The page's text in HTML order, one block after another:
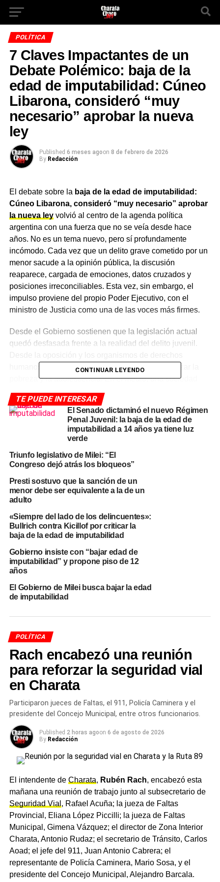
POLÍTICA
7 Claves Impactantes de un
Debate Polémico: baja de la
edad de imputabilidad: Cúneo
Libarona, consideró “muy
necesario” aprobar la nueva
ley
Published 6 meses agoon 8 de febrero de 2026
By Redacción
El debate sobre la baja de la edad de imputabilidad:
Cúneo Libarona, consideró “muy necesario” aprobar
la nueva leyvolvió al centro de la agenda política
argentina con una fuerza que no se veía desde hace
años. No es un tema nuevo, pero sí profundamente
incómodo. Cada vez que un delito grave cometido por un
menor sacude a la opinión pública, la discusión
reaparece, cargada de emociones, datos cruzados y
posiciones irreconciliables. Esta vez, sin embargo, el
impulso proviene del propio Poder Ejecutivo, con el
ministro de Justicia como una de las voces más firmes.
Desde el Gobierno sostienen que la legislación actual
quedó desfasada frente a la realidad del delito juvenil.
humanos advierten sobre los riesgos de criminalizar la
pobreza y la adolescencia. En el medio, una sociedad
las soluciones mágicas. Así, la discusión avanza entre
urgencias políticas, presión mediática y unCongresoque
deberá tomar una decisión de alto impacto institucional.
Baja de la edad de
imputabilidad: Cúneo Libarona,
consideró “muy necesario”
aprobar la nueva ley
Cuando Mariano Cúneo Libarona afirmó que era “muy
necesario” avanzar con la baja de la edad de
imputabilidad, no lo hizo en un vacío discursivo. Sus
declaraciones se dieron en un contexto de fuerte
demanda social por mayor seguridad y de un gobierno
que busca mostrar iniciativa en materia de orden público.
menores, especialmente en casos de homicidios y robos
violentos.
Según su mirada, la reforma no apunta a castigar
indiscriminadamente, sino a dotar al Estado de
herramientas legales claras. Cúneo Libarona insistió en
que no se trata solo de bajar una edad, sino de crear un
nuevo régimen penal juvenil, con garantías procesales y
medidas diferenciadas. Para el oficialismo, la baja de la
edad de imputabilidad permitiría cerrar un “vacío legal”
que hoy genera impunidad.
Críticos del proyecto señalan que el énfasis está puesto
más en el castigo que en la prevención. Aun así, el
ministro sostiene que sin responsabilidad penal no hay
posibilidad real de reinserción. Una frase que, como un
fósforo en un cuarto oscuro, encendió un debate
inevitable.
Contexto histórico del régimen
CONTINUAR LEYENDO
TE PUEDE INTERESAR
El Senado dictaminó el nuevo Régimen
Penal Juvenil: la baja de la edad de
imputabilidad a 14 años ya tiene luz
verde
Triunfo legislativo de Milei: “El
Congreso dejó atrás los bloqueos”
Presti sostuvo que la sanción de un
menor debe ser equivalente a la de un
adulto
«Siempre del lado de los delincuentes»:
Bullrich contra Kicillof por criticar la
baja de la edad de imputabilidad
Gobierno insiste con “bajar edad de
imputabilidad” y propone piso de 12
años
El Gobierno de Milei busca bajar la edad
de imputabilidad
POLÍTICA
Rach encabezó una reunión
para reforzar la seguridad vial
en Charata
Participaron jueces de Faltas, el 911, Policía Caminera y el
presidente del Concejo Municipal, entre otros funcionarios.
Published 2 horas agoon 6 de agosto de 2026
By Redacción
El intendente de Charata, Rubén Rach, encabezó esta
mañana una reunión de trabajo junto al subsecretario de
Seguridad Vial , Rafael Acuña; la jueza de Faltas
Provincial, Eliana López Piccilli; la jueza de Faltas
Municipal, Gimena Vázquez; el director de Zona Interior
Charata, Antonio Rudaz; el secretario de Tránsito, Carlos
Aoad; el jefe del 911, Juan Antonio Cabrera; el
representante de Policía Caminera, Mario Sosa, y el
presidente del Concejo Municipal, Alejandro Barcala.